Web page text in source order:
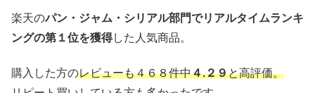
楽天のパン・ジャム・シリアル部門でリアルタイムランキ
ングの第１位を獲得した人気商品。
購入した方のレビューも４６８件中４.２９と高評価。